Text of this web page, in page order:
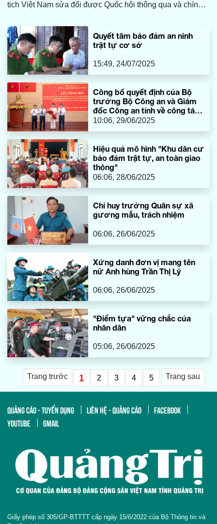
tịch Việt Nam sửa đổi được Quốc hội thông qua và chính
Quyết tâm bảo đảm an ninh
trật tự cơ sở
15:49, 24/07/2025
Công bố quyết định của Bộ
trưởng Bộ Công an và Giám
đốc Công an tỉnh về công tác
cán bộ
10:06, 29/06/2025
Hiệu quả mô hình "Khu dân cư
bảo đảm trật tự, an toàn giao
thông"
06:06, 28/06/2025
Chỉ huy trưởng Quân sự xã
gương mẫu, trách nhiệm
06:06, 26/06/2025
Xứng danh đơn vị mang tên
nữ Anh hùng Trần Thị Lý
06:06, 26/06/2025
"Điểm tựa" vững chắc của
nhân dân
05:06, 26/06/2025
Trang trước 1 2 3 4 5 Trang sau
QUẢNG CÁO - TUYỂN DỤNG LIÊN HỆ - QUẢNG CÁO
FACEBOOK
YOUTUBE
GMAIL
Giấy phép số 305/GP-BTTTT cấp ngày 15/6/2022 của Bộ Thông tin và